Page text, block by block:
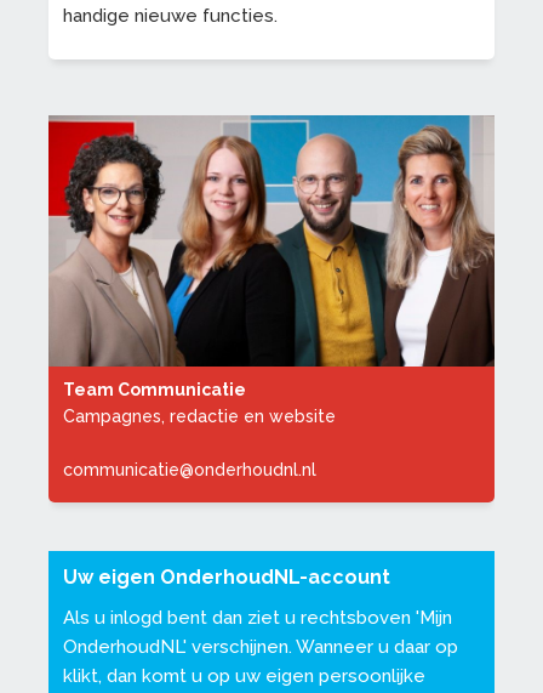
handige nieuwe functies.
Team Communicatie
Campagnes, redactie en website
communicatie@onderhoudnl.nl
Uw eigen OnderhoudNL-account
Als u inlogd bent dan ziet u rechtsboven 'Mijn
OnderhoudNL' verschijnen. Wanneer u daar op
klikt, dan komt u op uw eigen persoonlijke